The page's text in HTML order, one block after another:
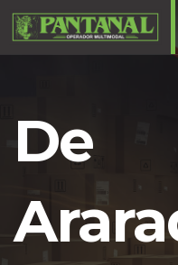
De